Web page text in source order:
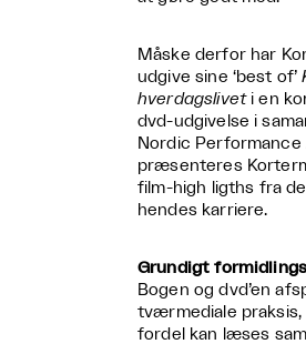
Måske derfor har
udgive sine ‘best of’
hverdagsliveti en
dvd-udgivelse i
Nordic Performance
præsenteres
film-high ligths fra
hendes karriere.
Grundigt
Bogen og dvd’en
tværmediale praksis,
fordel kan læses